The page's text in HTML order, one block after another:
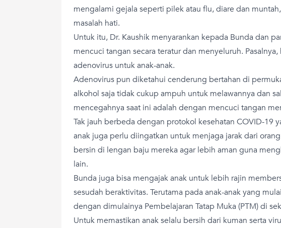
mengalami gejala seperti pilek atau flu, diare dan
masalah hati.
Untuk itu, Dr. Kaushik menyarankan kepada Bunda dan
mencuci tangan secara teratur dan menyeluruh.
adenovirus untuk anak-anak.
Adenovirus pun diketahui cenderung bertahan di
alkohol saja tidak cukup ampuh untuk melawannya dan
mencegahnya saat ini adalah dengan mencuci tangan
Tak jauh berbeda dengan protokol kesehatan COVID-19
anak juga perlu diingatkan untuk menjaga jarak dari
bersin di lengan baju mereka agar lebih aman guna
lain.
Bunda juga bisa mengajak anak untuk lebih rajin
sesudah beraktivitas. Terutama pada anak-anak yang
dengan dimulainya Pembelajaran Tatap Muka (PTM) di
Untuk memastikan anak selalu bersih dari kuman serta